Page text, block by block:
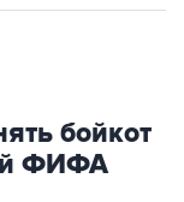
бойкот
ФИФА